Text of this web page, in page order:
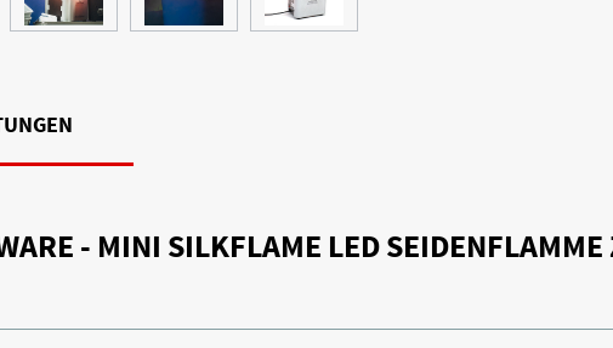
- MINI SILKFLAME LED